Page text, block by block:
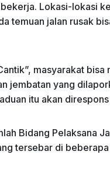
Lokasi-lokasi
temuan jalan rusak
masyarakat
jembatan yang
itu akan
Bidang Pelaksana
tersebar di